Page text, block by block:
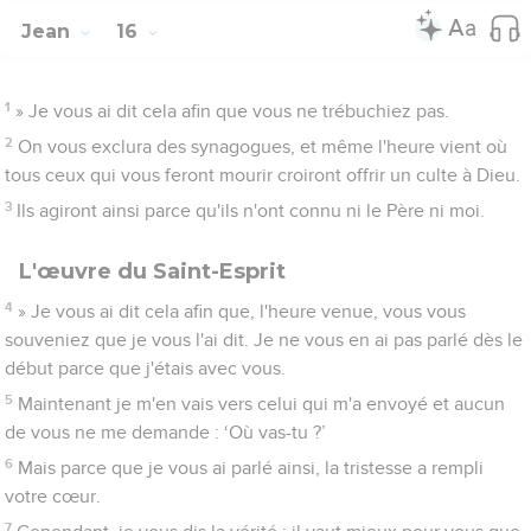
Jean 16
1 » Je vous ai dit cela afin que vous ne trébuchiez pas.
2 On vous exclura des synagogues, et même l'heure vient où
tous ceux qui vous feront mourir croiront offrir un culte à Dieu.
3 Ils agiront ainsi parce qu'ils n'ont connu ni le Père ni moi.
L'œuvre du Saint-Esprit
4 » Je vous ai dit cela afin que, l'heure venue, vous vous
souveniez que je vous l'ai dit. Je ne vous en ai pas parlé dès le
début parce que j'étais avec vous.
5 Maintenant je m'en vais vers celui qui m'a envoyé et aucun
de vous ne me demande : ‘Où vas-tu ?’
6 Mais parce que je vous ai parlé ainsi, la tristesse a rempli
votre cœur.
7